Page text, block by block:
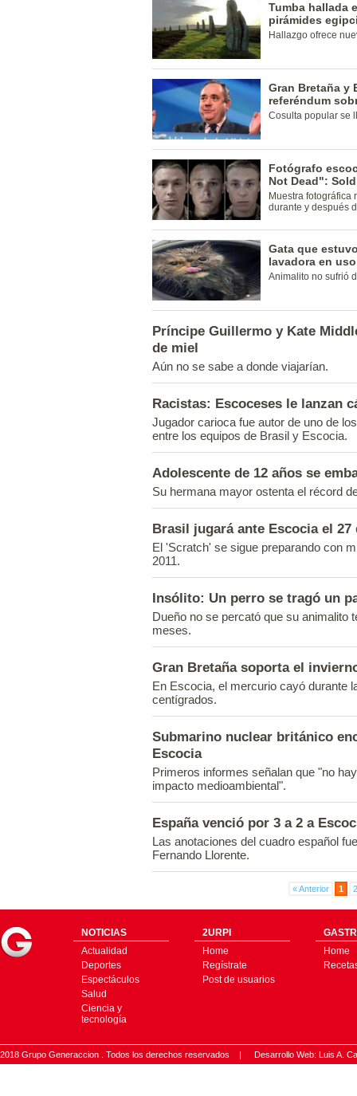
Tumba hallada
pirámides
Hallazgo ofrece
Gran Bretaña y
referéndum
Cosulta popular se
Fotógrafo
Not Dead":
Muestra fotográfica
durante y después
Gata que
lavadora en
Animalito no sufrió
Príncipe Guillermo y Kate
de miel
Aún no se sabe a donde viajarían.
Racistas: Escoceses le lanzan
Jugador carioca fue autor de uno de
entre los equipos de Brasil y Escocia.
Adolescente de 12 años se
Su hermana mayor ostenta el récord
Brasil jugará ante Escocia el
El 'Scratch' se sigue preparando con
2011.
Insólito: Un perro se tragó un
Dueño no se percató que su animalito
meses.
Gran Bretaña soporta el
En Escocia, el mercurio cayó durante
centígrados.
Submarino nuclear británico
Escocia
Primeros informes señalan que "no
impacto medioambiental".
España venció por 3 a 2 a
Las anotaciones del cuadro español
Fernando Llorente.
« Anterior 1 2
NOTICIAS
Actualidad
Deportes
Espectáculos
Salud
Ciencia y
tecnología
2URPI
Home
Regístrate
Post de usuarios
Home
2018 Grupo Generaccion . Todos los derechos reservados | Desarrollo Web: Luis